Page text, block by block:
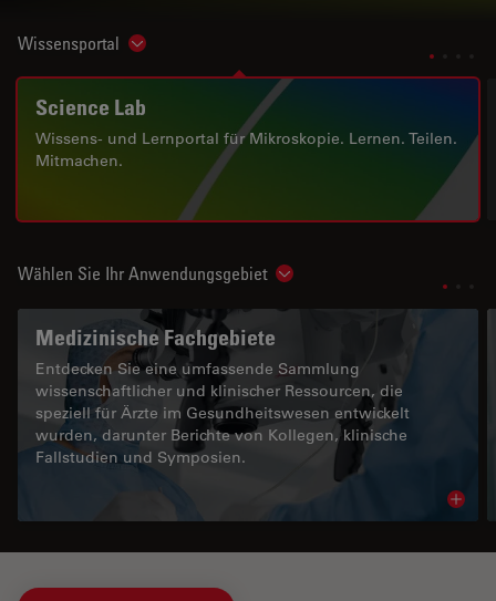
Wissensportal Show subnavigation
Science Lab
Wissens- und Lernportal für Mikroskopie. Lernen. Teilen.
Mitmachen.
Wählen Sie Ihr Anwendungsgebiet Show subnavigation
Medizinische Fachgebiete
Entdecken Sie eine umfassende Sammlung
wissenschaftlicher und klinischer Ressourcen, die
speziell für Ärzte im Gesundheitswesen entwickelt
wurden, darunter Berichte von Kollegen, klinische
Fallstudien und Symposien.